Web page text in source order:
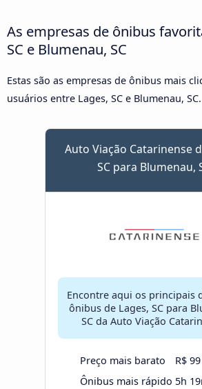
As empresas de ônibus
SC e Blumenau, SC
Estas são as empresas de ônibus mais
usuários entre Lages, SC e Blumenau, SC.
Auto Viação Catarinense
SC para Blumenau,
Encontre aqui os principais
ônibus de Lages, SC para
SC da Auto Viação
Preço mais barato
R$ 99
Ônibus mais rápido 5h